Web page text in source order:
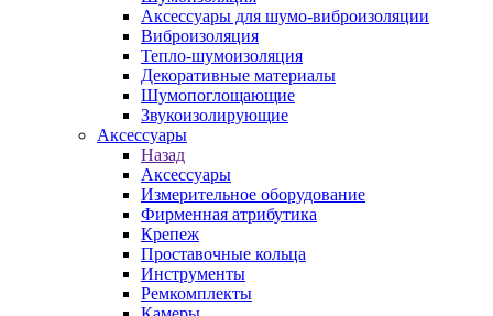
Аксессуары для шумо-виброизоляции
Виброизоляция
Тепло-шумоизоляция
Декоративные материалы
Шумопоглощающие
Звукоизолирующие
Аксессуары
Назад
Аксессуары
Измерительное оборудование
Фирменная атрибутика
Крепеж
Проставочные кольца
Инструменты
Ремкомплекты